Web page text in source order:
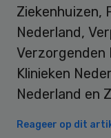
Nederland,
Verzorgenden
Klinieken
Nederland en
Reageer op dit